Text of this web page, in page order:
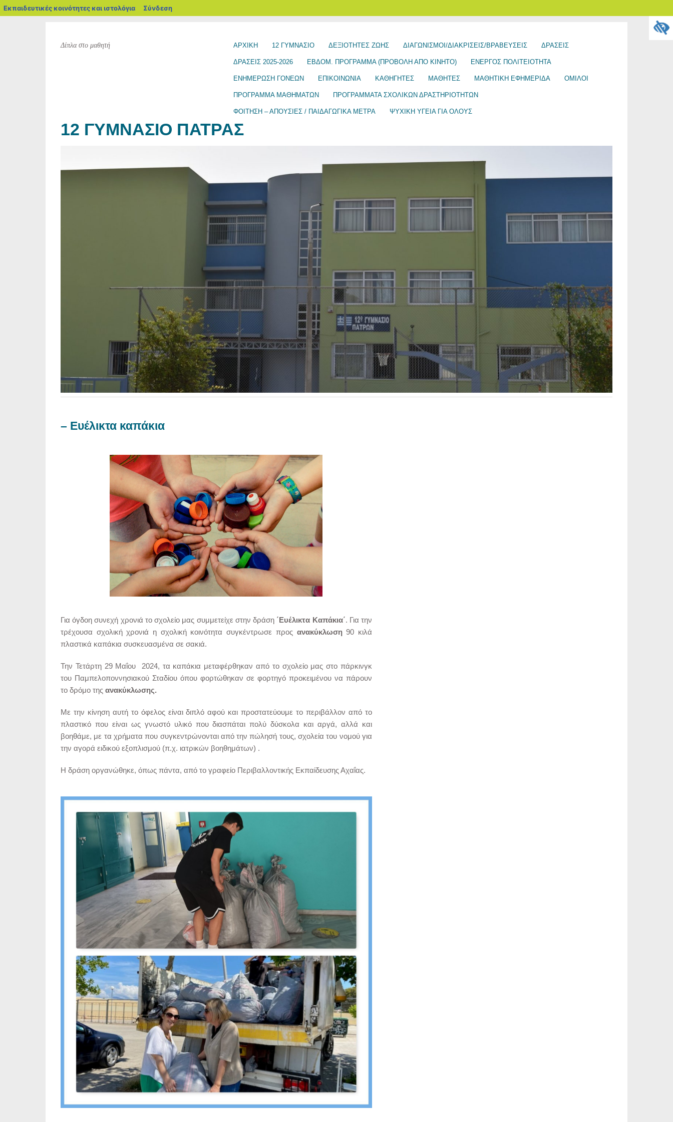
ΑΡΧΙΚΉ 12 ΓΥΜΝΆΣΙΟ ΔΕΞΙΟΤΗΤΕΣ ΖΩΗΣ ΔΙΑΓΩΝΙΣΜΟΊ/ΔΙΑΚΡΊΣΕΙΣ/ΒΡΑΒΕΎΣΕΙΣ ΔΡΆΣΕΙΣ
ΔΡΑΣΕΙΣ 2025-2026 ΕΒΔΟΜ. ΠΡΟΓΡΑΜΜΑ (ΠΡΟΒΟΛΉ ΑΠΌ ΚΙΝΗΤΌ) ΕΝΕΡΓΟΣ ΠΟΛΙΤΕΙΟΤΗΤΑ
ΕΝΗΜΈΡΩΣΗ ΓΟΝΈΩΝ ΕΠΙΚΟΙΝΩΝΊΑ ΚΑΘΗΓΗΤΕΣ ΜΑΘΗΤΈΣ ΜΑΘΗΤΙΚΉ ΕΦΗΜΕΡΊΔΑ ΌΜΙΛΟΙ
ΠΡΌΓΡΑΜΜΑ ΜΑΘΗΜΆΤΩΝ ΠΡΟΓΡΆΜΜΑΤΑ ΣΧΟΛΙΚΏΝ ΔΡΑΣΤΗΡΙΟΤΉΤΩΝ
ΦΟΙΤΗΣΗ – ΑΠΟΥΣΙΕΣ / ΠΑΙΔΑΓΩΓΙΚΑ ΜΕΤΡΑ ΨΥΧΙΚΗ ΥΓΕΙΑ ΓΙΑ ΟΛΟΥΣ
12 ΓΥΜΝΆΣΙΟ ΠΆΤΡΑΣ
Δίπλα στο μαθητή
– Ευέλικτα καπάκια
Για όγδοη συνεχή χρονιά το σχολείο μας συμμετείχε στην δράση ΄Ευέλικτα Καπάκια΄. Για την
τρέχουσα σχολική χρονιά η σχολική κοινότητα συγκέντρωσε προς ανακύκλωση90 κιλά
πλαστικά καπάκια συσκευασμένα σε σακιά.
Την Τετάρτη 29 Μαΐου 2024, τα καπάκια μεταφέρθηκαν από το σχολείο μας στο πάρκινγκ
του Παμπελοποννησιακού Σταδίου όπου φορτώθηκαν σε φορτηγό προκειμένου να πάρουν
το δρόμο της ανακύκλωσης.
Με την κίνηση αυτή το όφελος είναι διπλό αφού και προστατεύουμε το περιβάλλον από το
πλαστικό που είναι ως γνωστό υλικό που διασπάται πολύ δύσκολα και αργά, αλλά και
βοηθάμε, με τα χρήματα που συγκεντρώνονται από την πώλησή τους, σχολεία του νομού για
την αγορά ειδικού εξοπλισμού (π.χ. ιατρικών βοηθημάτων) .
Η δράση οργανώθηκε, όπως πάντα, από το γραφείο Περιβαλλοντικής Εκπαίδευσης Αχαΐας.
Εκπαιδευτικές κοινότητες και ιστολόγια blogs.sch.gr
Σύνδεση